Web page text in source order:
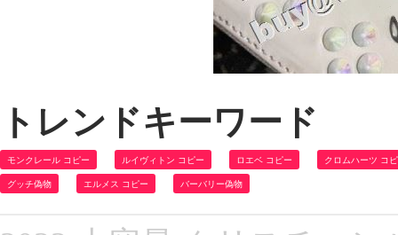
トレンドキーワード
モンクレール コピー ルイヴィトン コピー ロエベ コピー クロムハーツ コ
グッチ偽物 エルメス コピー バーバリー偽物